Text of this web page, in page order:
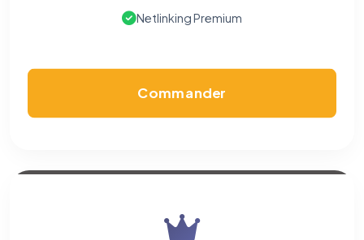
Netlinking Premium
Commander